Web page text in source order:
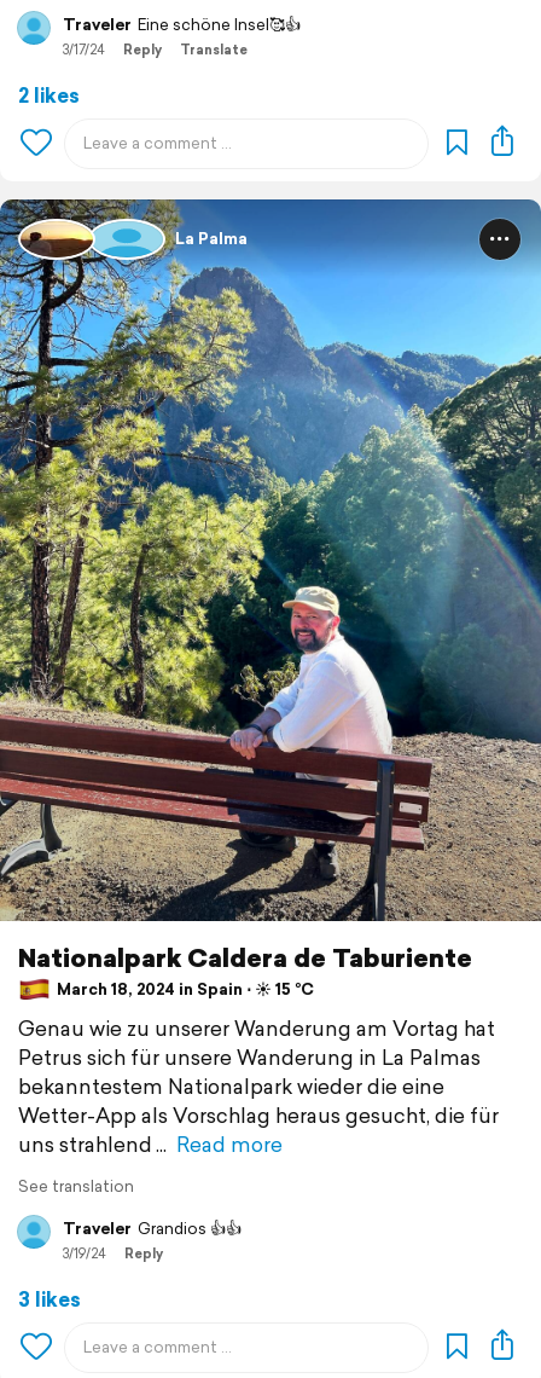
Traveler Eine schöne Insel🥰👍
3/17/24 Reply Translate
2 likes
La Palma
Nationalpark Caldera de Taburiente
March 18, 2024 in Spain ⋅ ☀️ 15 °C
Genau wie zu unserer Wanderung am Vortag hat
Petrus sich für unsere Wanderung in La Palmas
bekanntestem Nationalpark wieder die eine
Wetter-App als Vorschlag heraus gesucht, die für
uns strahlend
Read more
See translation
Traveler Grandios 👍👍
3/19/24 Reply
3 likes